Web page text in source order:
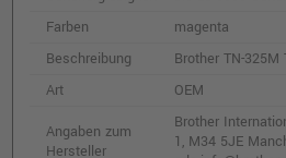
Brother TN-325C
o. MwSt.127,72 €
151,99 €
Farben
magenta
Beschreibung
Brother TN-325M
Art
OEM
Angaben zum
Hersteller
Brother
1, M34 5JE